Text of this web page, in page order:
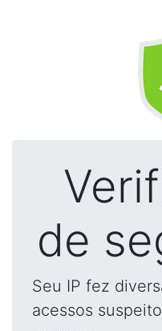
de
Seu IP fez
acessos